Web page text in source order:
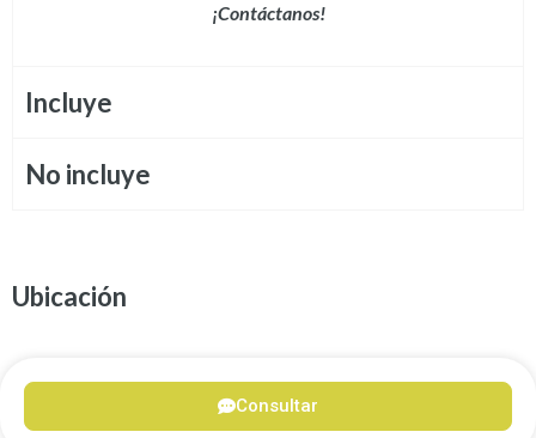
¡Contáctanos!
Incluye
No incluye
Ubicación
Consultar